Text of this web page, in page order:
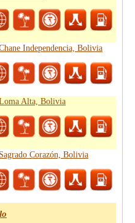
Independencia, Bolivia
Alta, Bolivia
Corazón, Bolivia